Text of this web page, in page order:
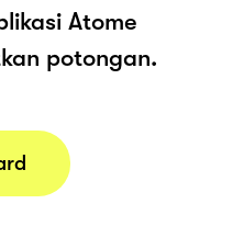
Atome
potongan.